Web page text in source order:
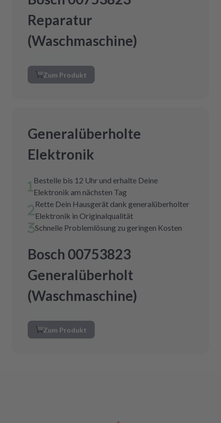
Reparatur
(Waschmaschine)
Zum Produkt
Generalüberholte
Elektronik
Bestelle bis 12 Uhr und erhalte Deine
Elektronik am nächsten Tag
Rette Dein Hausgerät dank generalüberholter
Elektronik in Originalqualität
Schnelle Problemlösung zu geringen Kosten
Bosch 00753823
Generalüberholt
(Waschmaschine)
Zum Produkt